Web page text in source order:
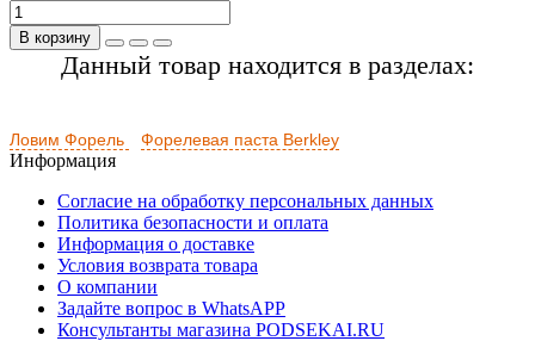
В корзину
Данный товар находится в разделах:
Ловим Форель Форелевая паста Berkley
Информация
Согласие на обработку персональных данных
Политика безопасности и оплата
Информация о доставке
Условия возврата товара
О компании
Задайте вопрос в WhatsAPP
Консультанты магазина PODSEKAI.RU